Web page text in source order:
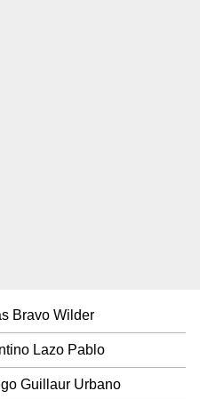
Bravo Wilder
Lazo Pablo
Guillaur Urbano